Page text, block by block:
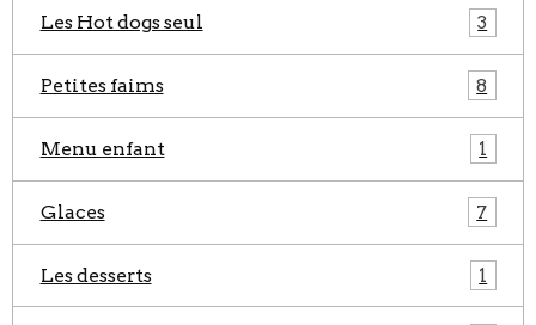
Les Hot dogs seul 3
Petites faims 8
Menu enfant 1
Glaces 7
Les desserts 1